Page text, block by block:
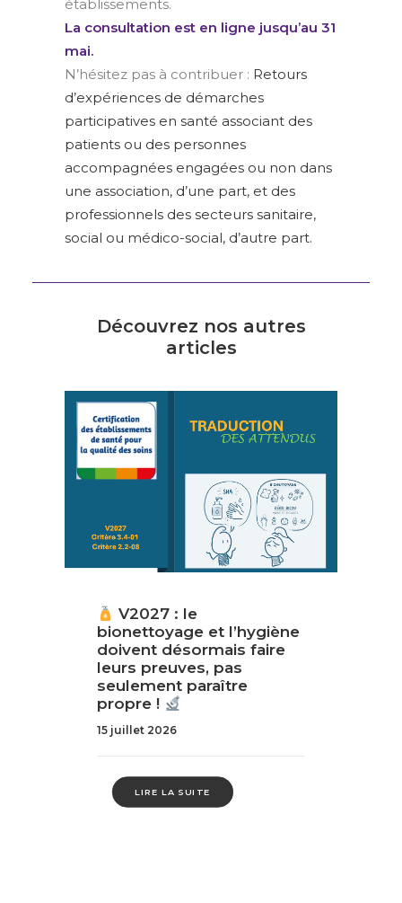
établissements.
La consultation est en ligne jusqu’au 31
mai.
N’hésitez pas à contribuer : Retours
d’expériences de démarches
participatives en santé associant des
patients ou des personnes
accompagnées engagées ou non dans
une association, d’une part, et des
professionnels des secteurs sanitaire,
social ou médico-social, d’autre part.
Découvrez nos autres
articles
V2027 : le
bionettoyage et l’hygiène
doivent désormais faire
leurs preuves, pas
seulement paraître
propre !
15 juillet 2026
LIRE LA SUITE